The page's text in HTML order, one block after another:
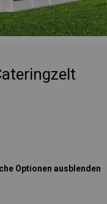
Optionen ausblenden